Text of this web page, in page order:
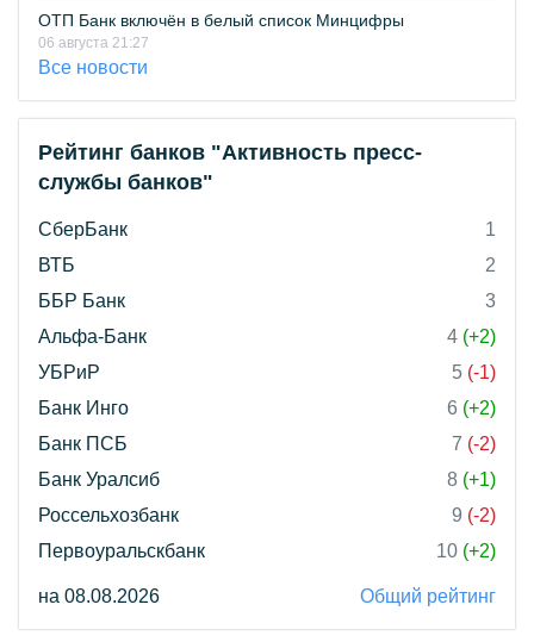
ОТП Банк включён в белый список Минцифры
06 августа 21:27
Все новости
Рейтинг банков "Активность пресс-
службы банков"
СберБанк
1
ВТБ
2
ББР Банк
3
Альфа-Банк
4 (+2)
УБРиР
5 (-1)
Банк Инго
6 (+2)
Банк ПСБ
7 (-2)
Банк Уралсиб
8 (+1)
Россельхозбанк
9 (-2)
Первоуральскбанк
10 (+2)
на 08.08.2026 Общий рейтинг